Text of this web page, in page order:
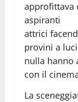
approfittava
aspiranti
attrici
provini a
nulla hanno
con il
La